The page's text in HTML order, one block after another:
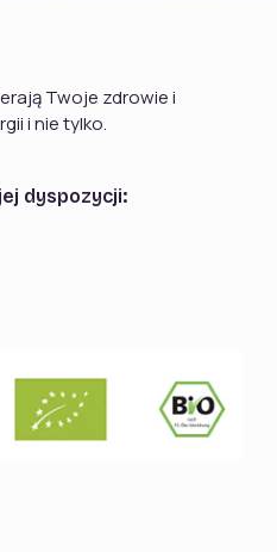
Twoje zdrowie i
i nie tylko.
dyspozycji: